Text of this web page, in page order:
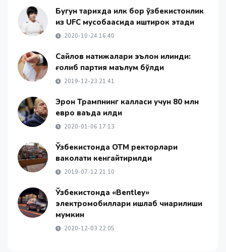
Бугун тарихда илк бор ўзбекистонлик
қиз UFC мусобақасида иштирок этади
2020-10-24 16:40
Сайлов натижалари эълон қилинди:
ғолиб партия маълум бўлди
2019-12-23 21:41
Эрон Трампнинг калласи учун 80 млн
евро ваъда қилди
2020-01-06 17:13
Ўзбекистонда ОТМ ректорлари
ваколати кенгайтирилди
2019-07-12 21:10
Ўзбекистонда «Bentley»
электромобиллари ишлаб чиқарилиши
мумкин
2020-12-03 22:05